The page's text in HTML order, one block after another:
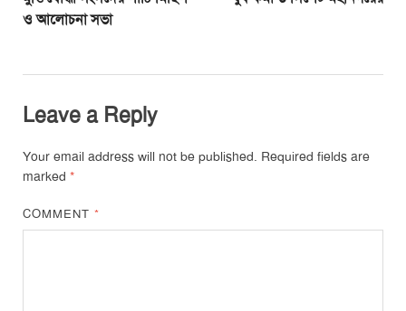
ও আলোচনা সভা
Leave a Reply
Your email address will not be published. Required fields are
marked *
COMMENT*